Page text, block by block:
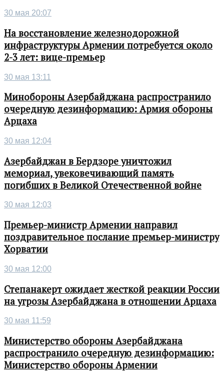
30 мая 20:07
На восстановление железнодорожной
инфраструктуры Армении потребуется около
2-3 лет: вице-премьер
30 мая 13:11
Минобороны Азербайджана распространило
очередную дезинформацию: Армия обороны
Арцаха
30 мая 12:04
Азербайджан в Бердзоре уничтожил
мемориал, увековечивающий память
погибших в Великой Отечественной войне
30 мая 12:03
Премьер-министр Армении направил
поздравительное послание премьер-министру
Хорватии
30 мая 12:00
Степанакерт ожидает жесткой реакции России
на угрозы Азербайджана в отношении Арцаха
30 мая 11:59
Министерство обороны Азербайджана
распространило очередную дезинформацию:
Министерство обороны Армении